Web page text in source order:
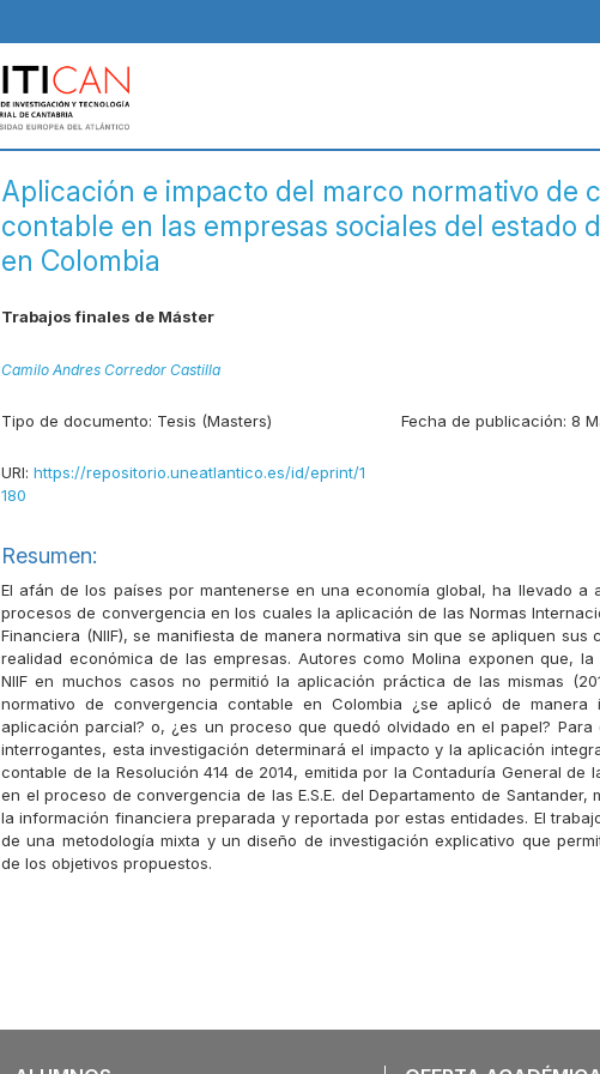
Aplicación e impacto del marco normativo de
contable en las empresas sociales del estado
en Colombia
Trabajos finales de Máster
Camilo Andres Corredor Castilla
Tipo de documento: Tesis (Masters) Fecha de publicación: 8
URI: https://repositorio.uneatlantico.es/id/eprint/1
180
Resumen:
El afán de los países por mantenerse en una economía global, ha llevado a
procesos de convergencia en los cuales la aplicación de las Normas
Financiera (NIIF), se manifiesta de manera normativa sin que se apliquen sus
realidad económica de las empresas. Autores como Molina exponen que,
NIIF en muchos casos no permitió la aplicación práctica de las mismas
normativo de convergencia contable en Colombia ¿se aplicó de manera
aplicación parcial? o, ¿es un proceso que quedó olvidado en el papel? Para
interrogantes, esta investigación determinará el impacto y la aplicación
contable de la Resolución 414 de 2014, emitida por la Contaduría General de
en el proceso de convergencia de las E.S.E. del Departamento de Santander,
la información financiera preparada y reportada por estas entidades. El
de una metodología mixta y un diseño de investigación explicativo que
de los objetivos propuestos.